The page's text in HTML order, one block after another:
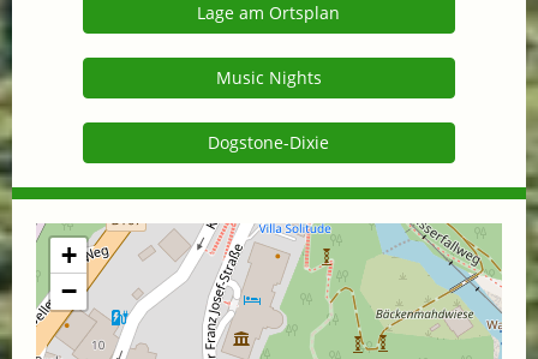
Lage am Ortsplan
Music Nights
Dogstone-Dixie
+
−